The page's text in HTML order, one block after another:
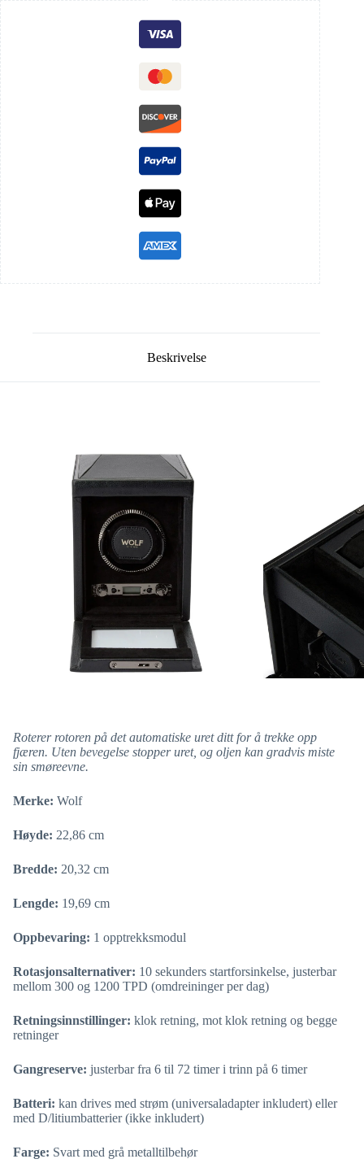
Beskrivelse
Roterer rotoren på det automatiske uret ditt for å trekke opp
fjæren. Uten bevegelse stopper uret, og oljen kan gradvis miste
sin smøreevne.
Merke: Wolf
Høyde: 22,86 cm
Bredde: 20,32 cm
Lengde: 19,69 cm
Oppbevaring: 1 opptrekksmodul
Rotasjonsalternativer: 10 sekunders startforsinkelse, justerbar
mellom 300 og 1200 TPD (omdreininger per dag)
Retningsinnstillinger: klok retning, mot klok retning og begge
retninger
Gangreserve: justerbar fra 6 til 72 timer i trinn på 6 timer
Batteri: kan drives med strøm (universaladapter inkludert) eller
med D/litiumbatterier (ikke inkludert)
Farge: Svart med grå metalltilbehør